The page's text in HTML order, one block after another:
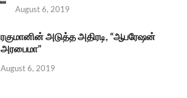
August 6, 2019
ரகுமானின் அடுத்த அதிரடி, “ஆபரேஷன்
அரபைமா”
August 6, 2019